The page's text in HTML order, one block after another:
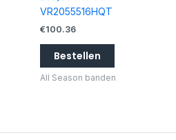
VR2055516HQT
€100.36
Bestellen
All Season banden